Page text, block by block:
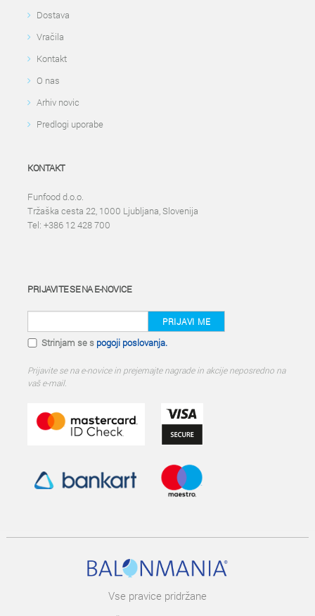
Dostava
Vračila
Kontakt
O nas
Arhiv novic
Predlogi uporabe
KONTAKT
Funfood d.o.o.
Tržaška cesta 22, 1000 Ljubljana, Slovenija
Tel: +386 12 428 700
PRIJAVITE SE NA E-NOVICE
PRIJAVI ME
Strinjam se s pogoji poslovanja.
Prijavite se na e-novice in prejemajte nagrade in akcije neposredno na
vaš e-mail.
Vse pravice pridržane